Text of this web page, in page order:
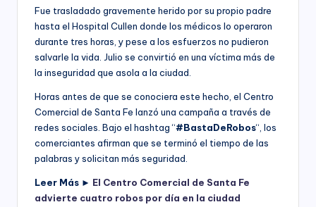
Fue trasladado gravemente herido por su propio padre
hasta el Hospital Cullen donde los médicos lo operaron
durante tres horas, y pese a los esfuerzos no pudieron
salvarle la vida. Julio se convirtió en una víctima más de
la inseguridad que asola a la ciudad.
Horas antes de que se conociera este hecho, el Centro
Comercial de Santa Fe lanzó una campaña a través de
redes sociales. Bajo el hashtag “#BastaDeRobos“, los
comerciantes afirman que se terminó el tiempo de las
palabras y solicitan más seguridad.
Leer Más ► El Centro Comercial de Santa Fe
advierte cuatro robos por día en la ciudad